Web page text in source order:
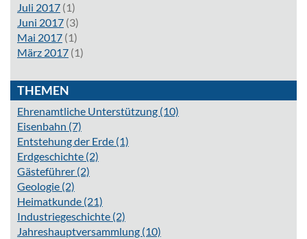
Juli 2017 (1)
Juni 2017 (3)
Mai 2017 (1)
März 2017 (1)
THEMEN
Ehrenamtliche Unterstützung (10)
Eisenbahn (7)
Entstehung der Erde (1)
Erdgeschichte (2)
Gästeführer (2)
Geologie (2)
Heimatkunde (21)
Industriegeschichte (2)
Jahreshauptversammlung (10)